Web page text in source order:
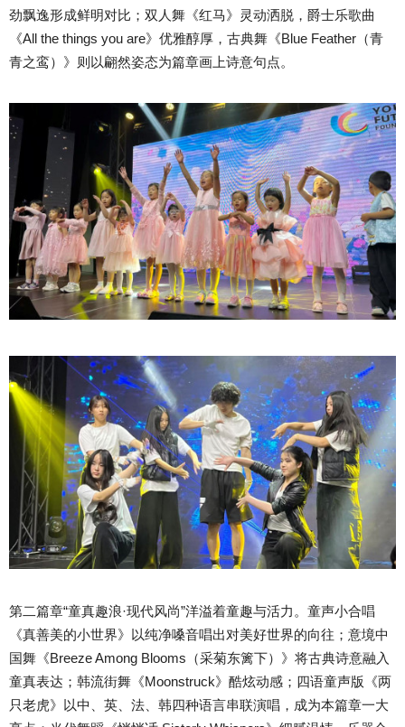
劲飘逸形成鲜明对比；双人舞《红马》灵动洒脱，爵士乐歌曲
《All the things you are》优雅醇厚，古典舞《Blue Feather（青
青之鸾）》则以翩然姿态为篇章画上诗意句点。
第二篇章“童真趣浪·现代风尚”洋溢着童趣与活力。童声小合唱
《真善美的小世界》以纯净嗓音唱出对美好世界的向往；意境中
国舞《Breeze Among Blooms（采菊东篱下）》将古典诗意融入
童真表达；韩流街舞《Moonstruck》酷炫动感；四语童声版《两
只老虎》以中、英、法、韩四种语言串联演唱，成为本篇章一大